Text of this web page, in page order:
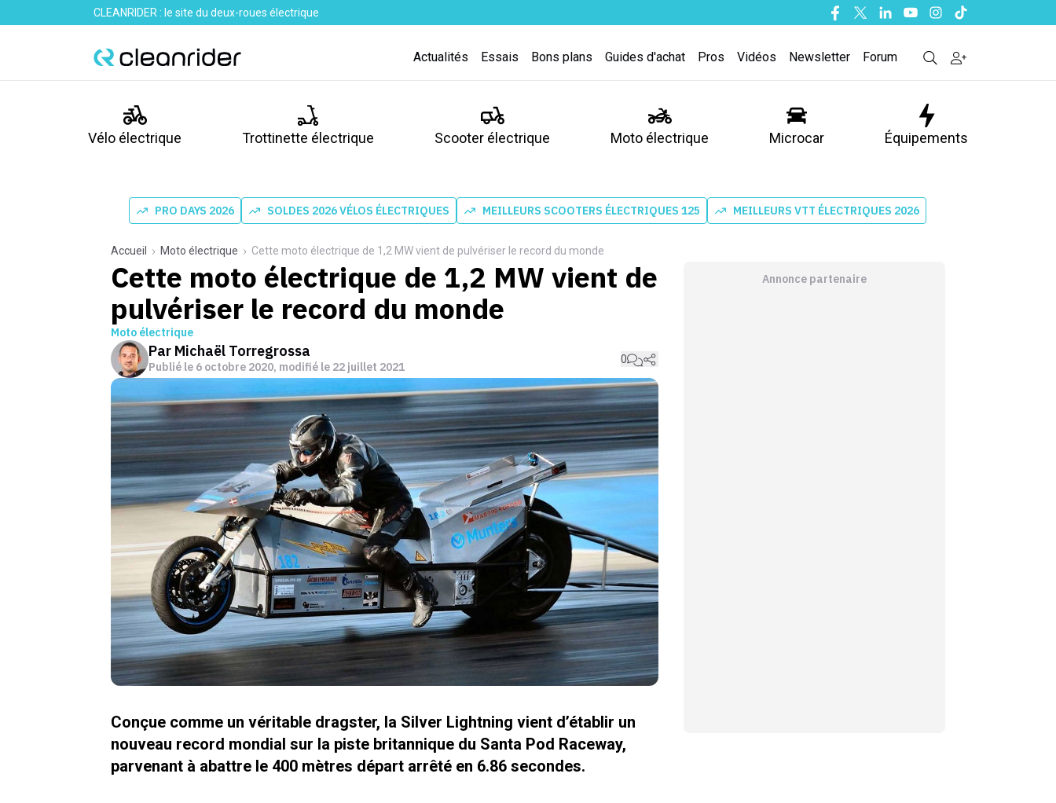
CLEANRIDER : le site du deux-roues électrique Facebook
TwitterLinkedinYoutubeInstagram
Tiktok
Actualités Essais Bons plans Guides d'achat Pros Vidéos Newsletter Forum
Vélo électrique Trottinette électrique Scooter électrique Moto électrique Microcar Équipements
PRO DAYS 2026 SOLDES 2026 VÉLOS ÉLECTRIQUES MEILLEURS SCOOTERS ÉLECTRIQUES 125 MEILLEURS VTT ÉLECTRIQUES 2026
Accueil Moto électrique Cette moto électrique de 1,2 MW vient de pulvériser le record du monde
Cette moto électrique de 1,2 MW vient de
pulvériser le record du monde
Moto électrique
Par Michaël Torregrossa
Publié le 6 octobre 2020, modifié le 22 juillet 2021
0
Conçue comme un véritable dragster, la Silver Lightning vient d’établir un
nouveau record mondial sur la piste britannique du Santa Pod Raceway,
parvenant à abattre le 400 mètres départ arrêté en 6.86 secondes.
Annonce partenaire